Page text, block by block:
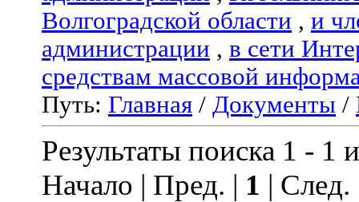
Волгоградской области , и
администрации , в сети
средствам массовой
Путь: Главная / Документы /
Результаты поиска 1 - 1
Начало | Пред. | 1 |